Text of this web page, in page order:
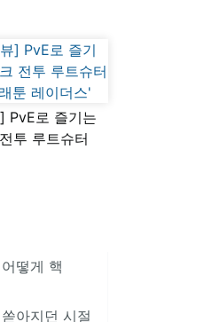
PvE로 즐기는
투 루트슈터
떻게 핵
아지던 시절